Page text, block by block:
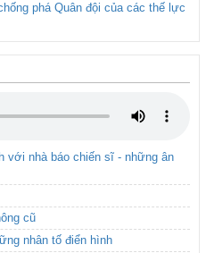
phá Quân đội của các thế lực
với nhà báo chiến sĩ - những ân
cũ
nhân tố điển hình